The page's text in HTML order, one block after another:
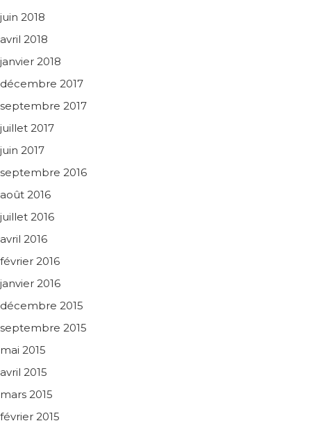
juin 2018
avril 2018
janvier 2018
décembre 2017
septembre 2017
juillet 2017
juin 2017
septembre 2016
août 2016
juillet 2016
avril 2016
février 2016
janvier 2016
décembre 2015
septembre 2015
mai 2015
avril 2015
mars 2015
février 2015